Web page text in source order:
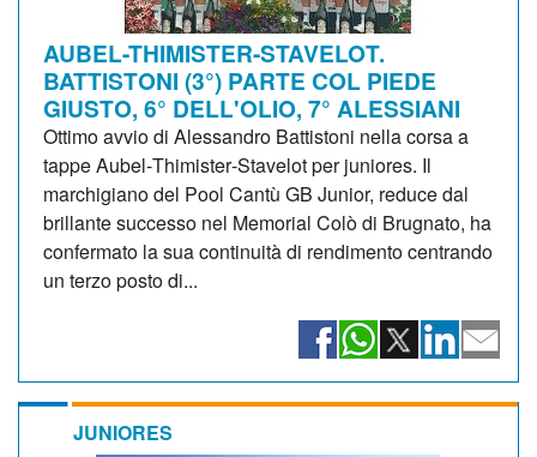
AUBEL-THIMISTER-STAVELOT.
BATTISTONI (3°) PARTE COL PIEDE
GIUSTO, 6° DELL'OLIO, 7° ALESSIANI
Ottimo avvio di Alessandro Battistoni nella corsa a
tappe Aubel‑Thimister‑Stavelot per juniores. Il
marchigiano del Pool Cantù GB Junior, reduce dal
brillante successo nel Memorial Colò di Brugnato, ha
confermato la sua continuità di rendimento centrando
un terzo posto di...
JUNIORES